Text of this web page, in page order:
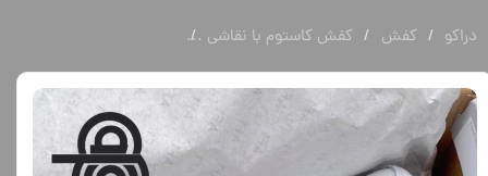
دراکو کفش کفش کاستوم با نقاشی